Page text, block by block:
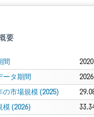
要
間
ータ期間
の市場規模 (2025)
模 (2026)